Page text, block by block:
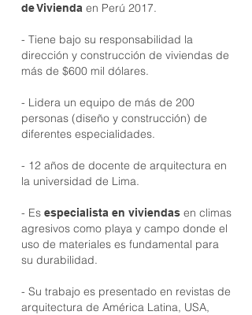
de Vivienda en Perú 2017.
- Tiene bajo su responsabilidad la
dirección y construcción de viviendas de
más de $600 mil dólares.
- Lidera un equipo de más de 200
personas (diseño y construcción) de
diferentes especialidades.
- 12 años de docente de arquitectura en
la universidad de Lima.
- Es especialista en viviendas en climas
agresivos como playa y campo donde el
uso de materiales es fundamental para
su durabilidad.
- Su trabajo es presentado en revistas de
arquitectura de América Latina, USA,